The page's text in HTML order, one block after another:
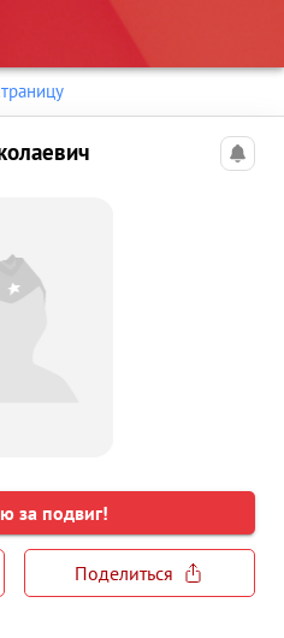
за подвиг!
Поделиться